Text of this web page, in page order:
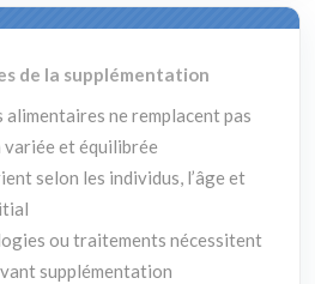
de la supplémentation
alimentaires ne remplacent pas
et équilibrée
selon les individus, l’âge et
ou traitements nécessitent
supplémentation